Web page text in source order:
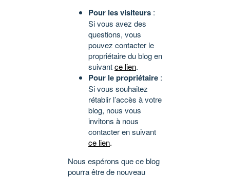
Pour les visiteurs :
Si vous avez des
questions, vous
pouvez contacter le
propriétaire du blog en
suivantce lien.
Pour le propriétaire :
Si vous souhaitez
rétablir l’accès à votre
blog, nous vous
invitons à nous
contacter en suivant
ce lien.
Nous espérons que ce blog
pourra être de nouveau